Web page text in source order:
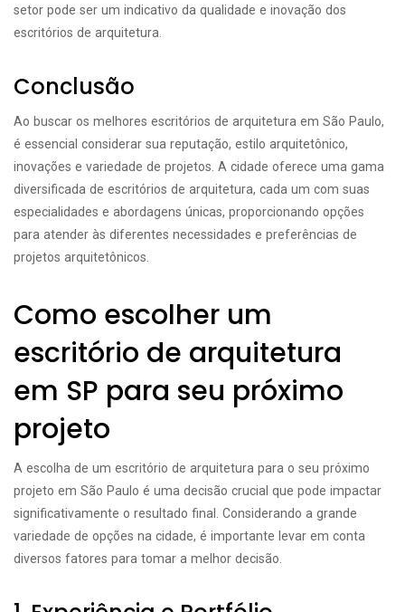
setor pode ser um indicativo da qualidade e inovação dos
escritórios de arquitetura.
Conclusão
Ao buscar os melhores escritórios de arquitetura em São Paulo,
é essencial considerar sua reputação, estilo arquitetônico,
inovações e variedade de projetos. A cidade oferece uma gama
diversificada de escritórios de arquitetura, cada um com suas
especialidades e abordagens únicas, proporcionando opções
para atender às diferentes necessidades e preferências de
projetos arquitetônicos.
Como escolher um
escritório de arquitetura
em SP para seu próximo
projeto
A escolha de um escritório de arquitetura para o seu próximo
projeto em São Paulo é uma decisão crucial que pode impactar
significativamente o resultado final. Considerando a grande
variedade de opções na cidade, é importante levar em conta
diversos fatores para tomar a melhor decisão.